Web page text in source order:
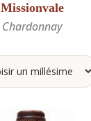
Missionvale
Chardonnay